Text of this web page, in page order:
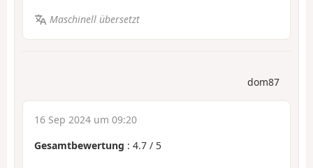
Maschinell übersetzt
dom87
16 Sep 2024 um 09:20
Gesamtbewertung : 4.7 / 5